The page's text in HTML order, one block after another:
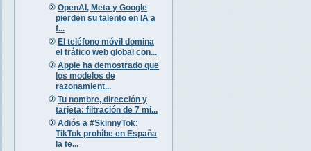
OpenAI, Meta y Google
pierden su talento en IA a
f...
El teléfono móvil domina
el tráfico web global con...
Apple ha demostrado que
los modelos de
razonamient...
Tu nombre, dirección y
tarjeta: filtración de 7 mi...
Adiós a #SkinnyTok:
TikTok prohíbe en España
la te...